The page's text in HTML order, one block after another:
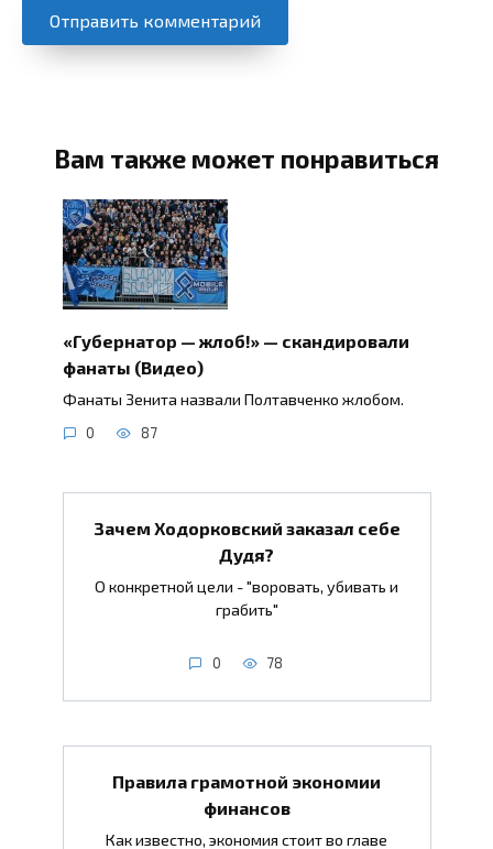
Вам также может понравиться
«Губернатор — жлоб!» — скандировали
фанаты (Видео)
Фанаты Зенита назвали Полтавченко жлобом.
0 87
Зачем Ходорковский заказал себе
Дудя?
О конкретной цели - "воровать, убивать и
грабить"
0 78
Правила грамотной экономии
финансов
Как известно, экономия стоит во главе